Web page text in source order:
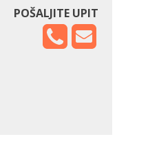
POŠALJITE UPIT